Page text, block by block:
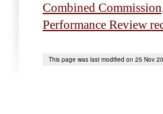
Combined
Performance Review
This page was last modified on 25 Nov